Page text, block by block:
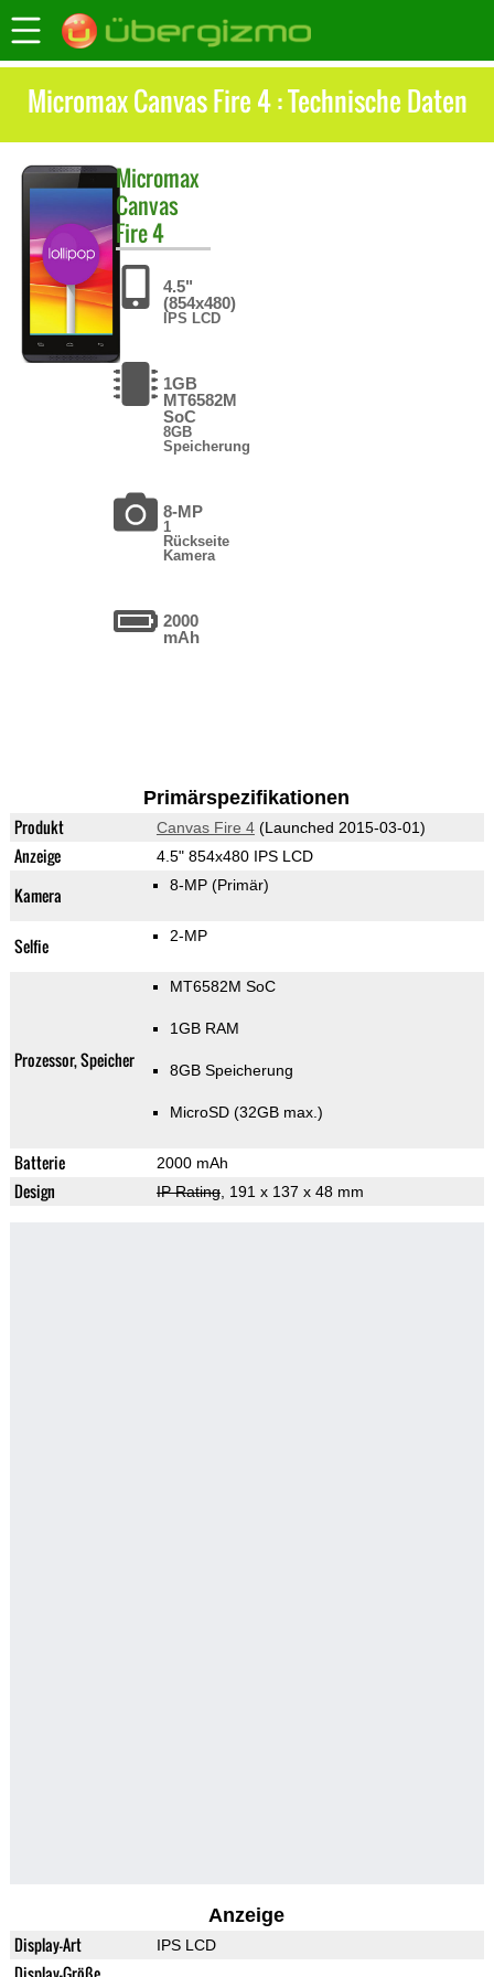
Micromax Canvas Fire 4 : Technische Daten
Micromax
Canvas
Fire 4
4.5"
(854x480)
IPS LCD
1GB
MT6582M
SoC
8GB
Speicherung
8-MP
1
Rückseite
Kamera
2000
mAh
Primärspezifikationen
Produkt Canvas Fire 4(Launched 2015-03-01)
Anzeige 4.5" 854x480 IPS LCD
Kamera 8-MP (Primär)
Selfie 2-MP
Prozessor, Speicher
MT6582M SoC
1GB RAM
8GB Speicherung
MicroSD (32GB max.)
Batterie 2000 mAh
Design IP Rating, 191 x 137 x 48 mm
Anzeige
Display-Art IPS LCD